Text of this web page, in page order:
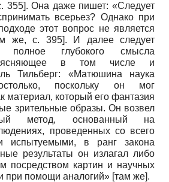
355]. Она даже пишет: «Следует
всерьез? Однако при
этот вопрос не является
же, с. 395]. И далее следует
полное глубокого смысла
в том числе и
Тильберг: «Матюшина наука
поскольку он мог
материал, который его фантазия
зрительные образы. Он возвел
метод, основанный на
проведенных со всего
испытуемыми, в ранг закона
результаты он излагал либо
посредством картин и научных
при помощи аналогий» [там же].